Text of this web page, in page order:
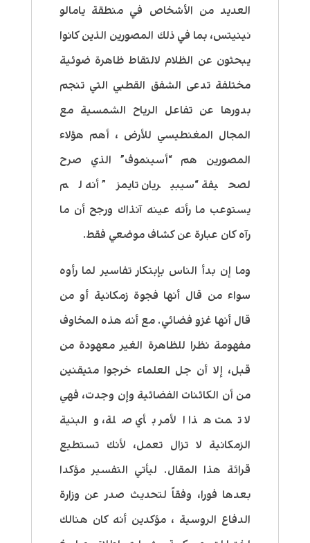
العديد من الأشخاص في منطقة يامالو
نينيتس، بما في ذلك المصورين الذين كانوا
يبحثون عن الظلام لالتقاط ظاهرة ضوئية
مختلفة تدعى الشفق القطبي التي تنجم
بدورها عن تفاعل الرياح الشمسية مع
المجال المغنطيسي للأرض ، أهم هؤلاء
المصورين هم “أسينموف” الذي صرح
لصحيفة “سيبيريان تايمز” أنه لم
يستوعب ما رأته عينه آنذاك ورجح أن ما
رآه كان عبارة عن كشاف موضعي فقط.
وما إن بدأ الناس بإبتكار تفاسير لما رأوه
سواء من قال أنها فجوة زمكانية أو من
قال أنها غزو فضائي. مع أنه هذه المخاوف
مفهومة نظرا للظاهرة الغير معهودة من
قبل، إلا أن جل العلماء خرجوا متيقنين
من أن الكائنات الفضائية وإن وجدت، فهي
لا تمت هذا الأمر بأي صلة، والبنية
الزمكانية لا تزال تعمل، لأنك تستطيع
قرائة هذا المقال. ليأتي التفسير مؤكدا
بعدها فورا، وفقاً لتحديث صدر عن وزارة
الدفاع الروسية ، مؤكدين أنه كان هنالك